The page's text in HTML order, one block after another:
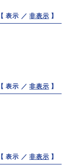
【 表示 ／非表示 】
【 表示 ／非表示 】
【 表示 ／非表示 】